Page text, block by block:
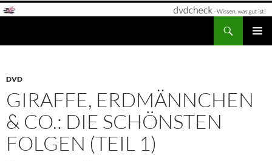
Zum
DVD
GIRAFFE, ERDMÄNNCHEN
& CO.: DIE SCHÖNSTEN
FOLGEN (TEIL 1)